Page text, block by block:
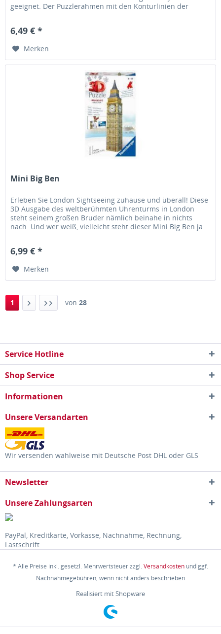
geeignet. Der Puzzlerahmen mit den Konturlinien der
6,49 € *
Merken
Mini Big Ben
Erleben Sie London Sightseeing zuhause und überall! Diese
3D Ausgabe des weltberühmten Uhrenturms in London
steht seinem großen Bruder nämlich beinahe in nichts
nach. Und wer weiß, vielleicht steht dieser Mini Big Ben ja
6,99 € *
Merken
1 von 28
Service Hotline
Shop Service
Informationen
Unsere Versandarten
Wir versenden wahlweise mit Deutsche Post DHL oder GLS
Newsletter
Unsere Zahlungsarten
PayPal, Kreditkarte, Vorkasse, Nachnahme, Rechnung,
Lastschrift
* Alle Preise inkl. gesetzl. Mehrwertsteuer zzgl.Versandkosten und ggf.
Nachnahmegebühren, wenn nicht anders beschrieben
Realisiert mit Shopware